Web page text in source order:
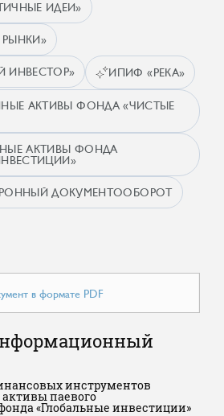
ИДЕИ»
ИНВЕСТОР» ИПИФ «РЕКА»
АКТИВЫ ФОНДА «ЧИСТЫЕ
АКТИВЫ ФОНДА
ДОКУМЕНТООБОРОТ
в формате PDF
инструментов
паевого
«Глобальные инвестиции»